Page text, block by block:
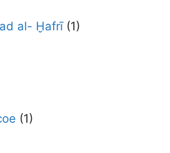
al- Ḫafrī(1)
(1)